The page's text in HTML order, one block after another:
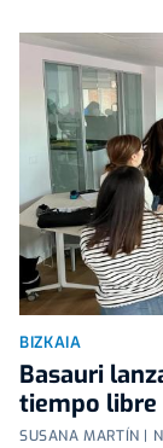
BIZKAIA
Basauri
tiempo libre
SUSANA MARTÍN |